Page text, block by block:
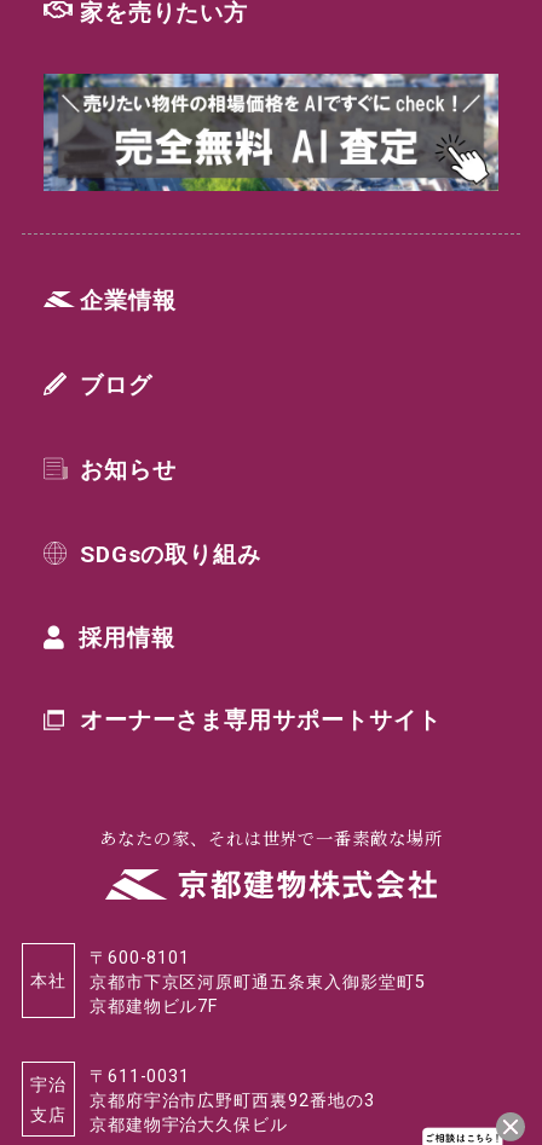
家を売りたい方
企業情報
ブログ
お知らせ
SDGsの取り組み
採用情報
オーナーさま専用サポートサイト
あなたの家、それは世界で一番素敵な場所
本社
〒600-8101
京都市下京区河原町通五条東入御影堂町5
京都建物ビル7F
宇治
支店
〒611-0031
京都府宇治市広野町西裏92番地の3
京都建物宇治大久保ビル